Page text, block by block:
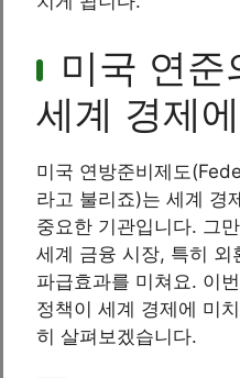
미국 연준
세계 경제
미국 연방준비제도
라고 불리죠)는 세계 경
중요한 기관입니다. 그
세계 금융 시장, 특히
파급효과를 미쳐요. 이
정책이 세계 경제에 미
히 살펴보겠습니다.